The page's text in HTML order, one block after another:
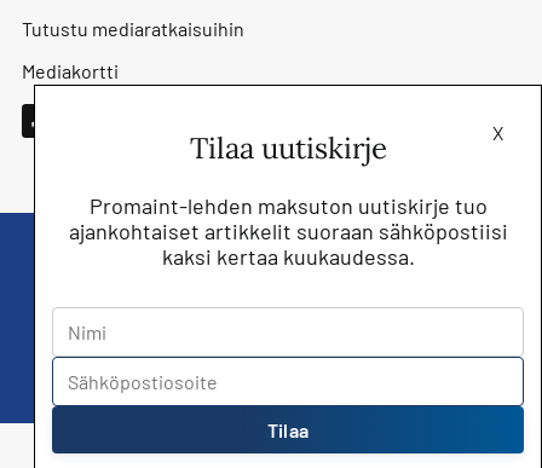
Tutustu mediaratkaisuihin
Mediakortti
jäsenetujen lisäksi!
X
Tilaa uutiskirje
Promaint-lehden maksuton uutiskirje tuo
ajankohtaiset artikkelit suoraan sähköpostiisi
kaksi kertaa kuukaudessa.
Tilaa